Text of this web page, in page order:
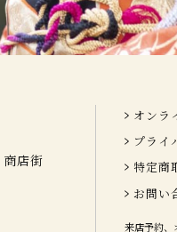
店街
オンラ
プライ
特定商
お問い
来店予約、